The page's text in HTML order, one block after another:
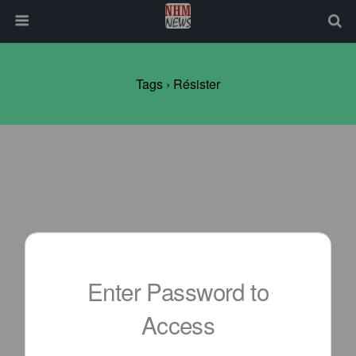
Tags › Résister
Enter Password to
Access